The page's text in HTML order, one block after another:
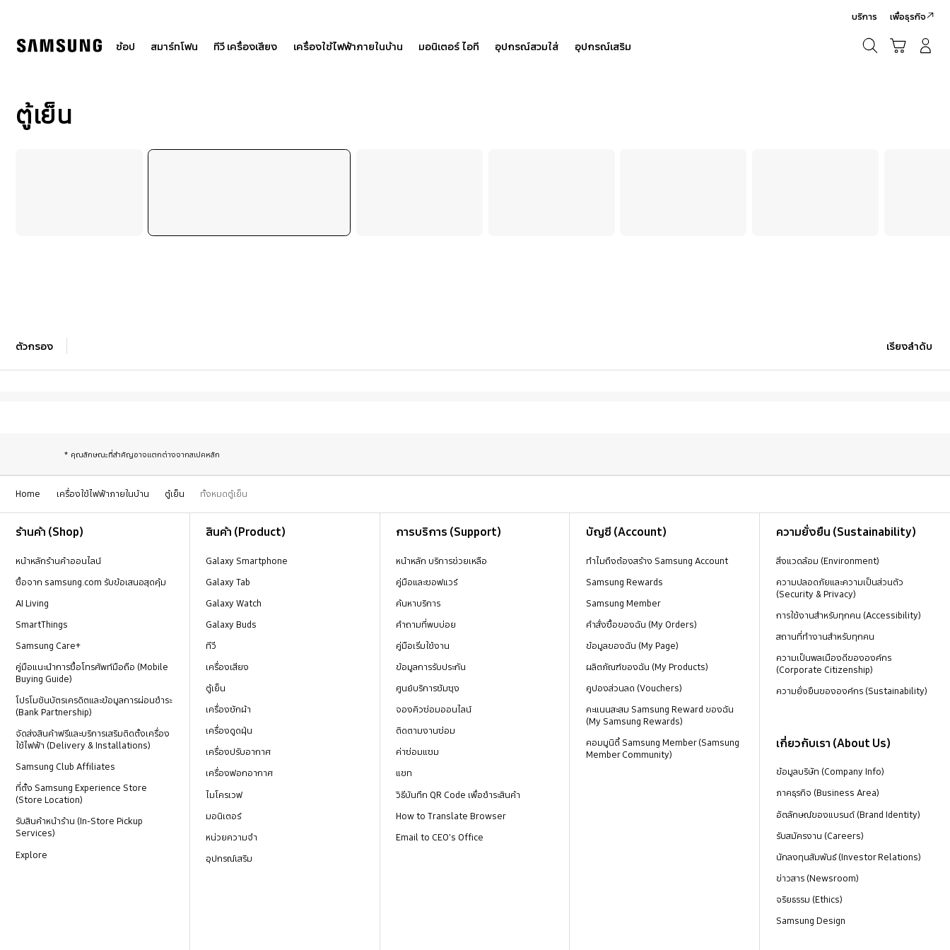
ช้อป สมาร์ทโฟน ทีวี เครื่องเสียง เครื่องใช้ไฟฟ้าภายในบ้าน มอนิเตอร์ ไอที อุปกรณ์สวมใส่ อุปกรณ์เสริม
บริการ เพื่อธุรกิจ
ตู้เย็น
ตัวกรอง เรียงลำดับ
* คุณลักษณะที่สำคัญอาจแตกต่างจากสเปคหลัก
Home เครื่องใช้ไฟฟ้าภายในบ้าน ตู้เย็น ทั้งหมดตู้เย็น
ร้านค้า (Shop)
หน้าหลักร้านค้าออนไลน์
ซื้อจาก samsung.com รับข้อเสนอสุดคุ้ม
AI Living
SmartThings
Samsung Care+
คู่มือแนะนำการซื้อโทรศัพท์มือถือ (Mobile
Buying Guide)
โปรโมชันบัตรเครดิตและข้อมูลการผ่อนชำระ
(Bank Partnership)
จัดส่งสินค้าฟรีและบริการเสริมติดตั้งเครื่อง
ใช้ไฟฟ้า (Delivery & Installations)
Samsung Club Affiliates
ที่ตั้ง Samsung Experience Store
(Store Location)
รับสินค้าหน้าร้าน (In-Store Pickup
Services)
Explore
สินค้า (Product)
Galaxy Smartphone
Galaxy Tab
Galaxy Watch
Galaxy Buds
ทีวี
เครื่องเสียง
ตู้เย็น
เครื่องซักผ้า
เครื่องดูดฝุ่น
เครื่องปรับอากาศ
เครื่องฟอกอากาศ
ไมโครเวฟ
มอนิเตอร์
หน่วยความจำ
อุปกรณ์เสริม
การบริการ (Support)
หน้าหลัก บริการช่วยเหลือ
คู่มือและซอฟแวร์
ค้นหาบริการ
คำถามที่พบบ่อย
คู่มือเริ่มใช้งาน
ข้อมูลการรับประกัน
ศูนย์บริการซัมซุง
จองคิวซ่อมออนไลน์
ติดตามงานซ่อม
ค่าซ่อมแซม
แชท
วิธีบันทึก QR Code เพื่อชำระสินค้า
How to Translate Browser
Email to CEO's Office
บัญชี (Account)
ทำไมถึงต้องสร้าง Samsung Account
Samsung Rewards
Samsung Member
คำสั่งซื้อของฉัน (My Orders)
ข้อมูลของฉัน (My Page)
ผลิตภัณฑ์ของฉัน (My Products)
คูปองส่วนลด (Vouchers)
คะแนนสะสม Samsung Reward ของฉัน
(My Samsung Rewards)
คอมมูนิตี้ Samsung Member (Samsung
Member Community)
ความยั่งยืน (Sustainability)
สิ่งแวดล้อม (Environment)
ความปลอดภัยและความเป็นส่วนตัว
(Security & Privacy)
การใช้งานสำหรับทุกคน (Accessibility)
สถานที่ทำงานสำหรับทุกคน
ความเป็นพลเมืองดีขององค์กร
(Corporate Citizenship)
ความยั่งยืนขององค์กร (Sustainability)
เกี่ยวกับเรา (About Us)
ข้อมูลบริษัท (Company Info)
ภาคธุรกิจ (Business Area)
อัตลักษณ์ของแบรนด์ (Brand Identity)
รับสมัครงาน (Careers)
นักลงทุนสัมพันธ์ (Investor Relations)
ข่าวสาร (Newsroom)
จริยธรรม (Ethics)
Samsung Design